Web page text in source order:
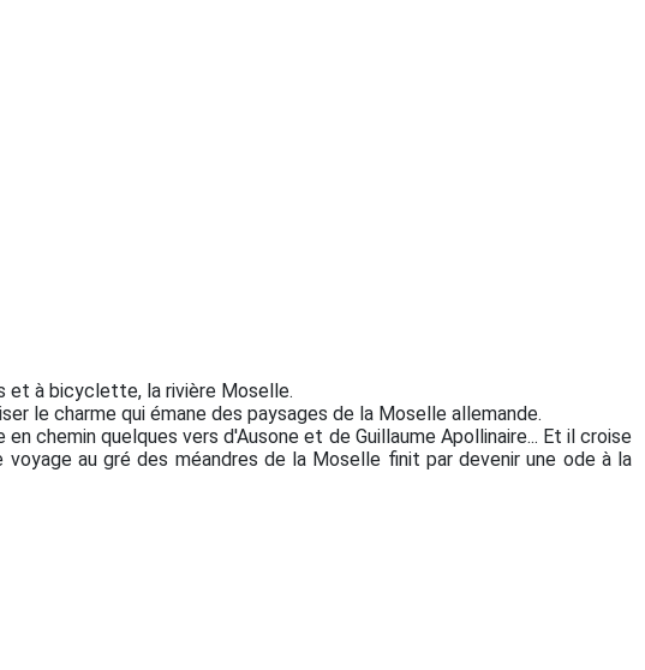
et à bicyclette, la rivière Moselle.
le charme qui émane des paysages de la Moselle allemande.
chemin quelques vers d'Ausone et de Guillaume Apollinaire... Et il croise
voyage au gré des méandres de la Moselle finit par devenir une ode à la